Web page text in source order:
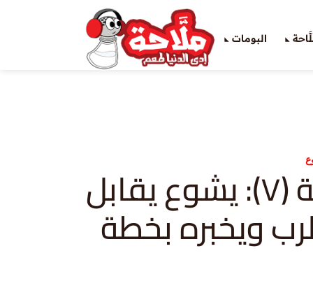
البومات
يشوع-حلقة (٧): يشوع يقابل
ويخبره بخطة